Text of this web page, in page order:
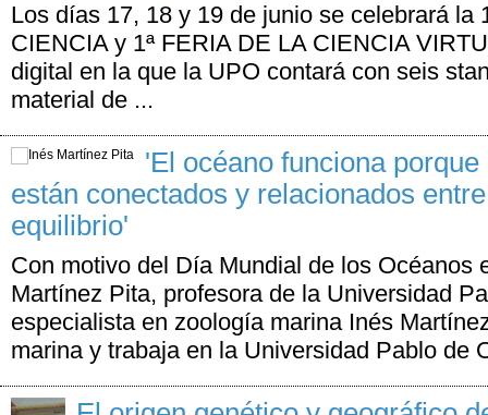
Los días 17, 18 y 19 de junio se celebrará la
CIENCIA y 1ª FERIA DE LA CIENCIA
digital en la que la UPO contará con seis
material de ...
'El océano funciona
están conectados y relacionados
equilibrio'
Con motivo del Día Mundial de los Océanos
Martínez Pita, profesora de la Universidad
especialista en zoología marina Inés
marina y trabaja en la Universidad Pablo de